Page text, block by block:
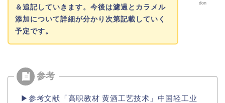
don
＆追記していきます。今後は濾過とカラメル
添加について詳細が分かり次第記載していく
予定です。
▶︎参考文献「高职教材 黄酒工艺技术」中国轻工业